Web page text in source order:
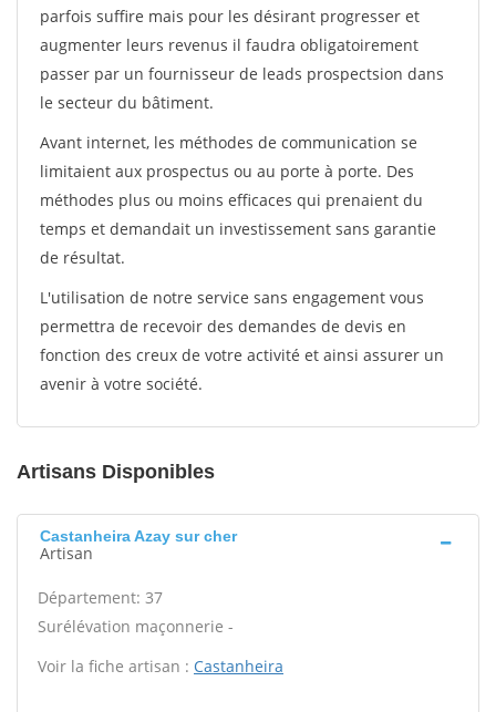
parfois suffire mais pour les désirant progresser et
augmenter leurs revenus il faudra obligatoirement
passer par un fournisseur de leads prospectsion dans
le secteur du bâtiment.
Avant internet, les méthodes de communication se
limitaient aux prospectus ou au porte à porte. Des
méthodes plus ou moins efficaces qui prenaient du
temps et demandait un investissement sans garantie
de résultat.
L'utilisation de notre service sans engagement vous
permettra de recevoir des demandes de devis en
fonction des creux de votre activité et ainsi assurer un
avenir à votre société.
Artisans Disponibles
Castanheira Azay sur cher
Artisan
Département: 37
Surélévation maçonnerie -
Voir la fiche artisan : Castanheira